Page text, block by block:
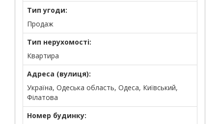
Тип угоди:
Продаж
Тип нерухомості:
Квартира
Адреса (вулиця):
Україна, Одеська область, Одеса, Київський,
Філатова
Номер будинку: